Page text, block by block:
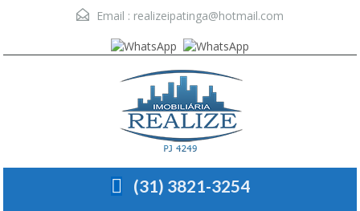
Email : realizeipatinga@hotmail.com
(31) 3821-3254